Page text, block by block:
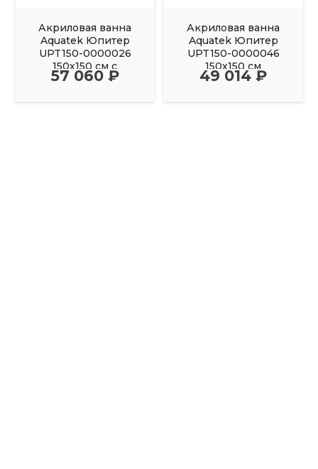
Акриловая ванна
Aquatek Юпитер
UPT150-0000026
150х150 см с
фронтальным
57 060 ₽
Акриловая ванна
Aquatek Юпитер
UPT150-0000046
150х150 см
49 014 ₽